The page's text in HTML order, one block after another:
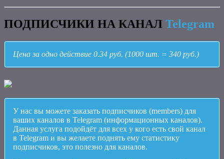
ПОДПИСЧИКИ НА КАНАЛ Telegram
Цена за одно действие 0.34 руб. (1000 шт. = 340 руб.)
У нас вы можете заказать подписчиков (members) для
ваших каналов в Telegram (информационных каналов).
Данная услуга подойдёт для всех у кого есть свой канал
в Telegram и вы желаете поднять ему статистику
подписчиков, это полезно для каналов.